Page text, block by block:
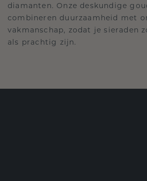
diamanten. Onze deskundige
combineren duurzaamheid met
vakmanschap, zodat je sieraden
als prachtig zijn.